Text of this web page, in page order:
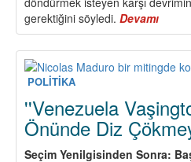
gerektiğini söyledi. Devamı
talep
POLİTİKA
''Venezuela
Önünde Diz
Seçim Yenilgisinden Sonra: